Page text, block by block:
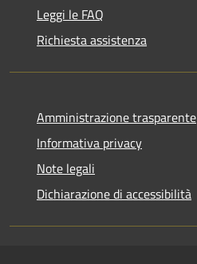
Leggi le FAQ
Richiesta assistenza
Amministrazione trasparente
Informativa privacy
Note legali
Dichiarazione di accessibilità